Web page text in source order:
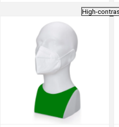
High-